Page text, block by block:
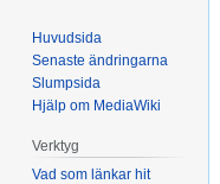
Huvudsida
Senaste ändringarna
Slumpsida
Hjälp om MediaWiki
Verktyg
Vad som länkar hit